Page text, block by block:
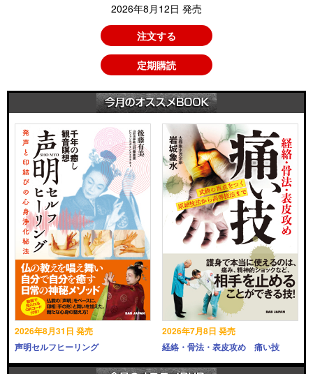
2026年8月12日 発売
注文する
定期購読
2026年8月31日 発売
声明セルフヒーリング
2026年7月8日 発売
経絡・骨法・表皮攻め 痛い技